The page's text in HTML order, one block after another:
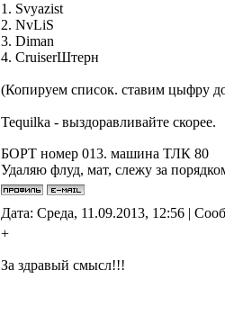
1. Svyazist
2. NvLiS
3. Diman
4. СruiserШтерн
(Копируем список. ставим цыфру
Tequilka - выздоравливайте скорее.
БОРТ номер 013. машина ТЛК 80
Удаляю флуд, мат, слежу за
Дата: Среда, 11.09.2013, 12:56 |
+
За здравый смысл!!!